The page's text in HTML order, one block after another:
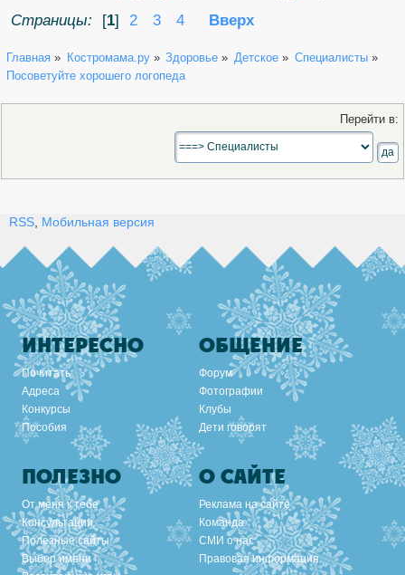
Страницы:
[1] 2 3 4 Вверх
Главная » Костромама.ру» Здоровье » Детское» Специалисты»
Посоветуйте хорошего логопеда
Перейти в:
RSS Мобильная версия
ИНТЕРЕСНО
Почитать
Адреса
Конкурсы
Пособия
ОБЩЕНИЕ
Форум
Фотографии
Клубы
Дети говорят
ПОЛЕЗНО
От меня к тебе
Консультации
Полезные сайты
Выбор имени
О САЙТЕ
Реклама на сайте
Команда
СМИ о нас
Правовая информация